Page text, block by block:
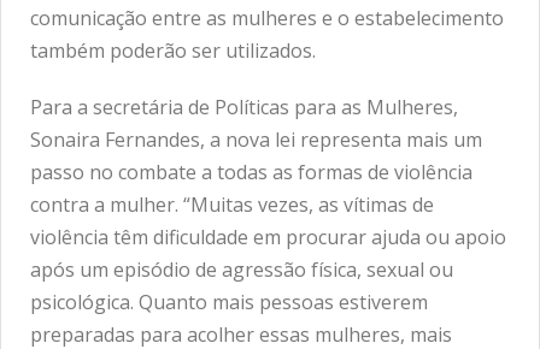
comunicação entre as mulheres e o estabelecimento
também poderão ser utilizados.
Para a secretária de Políticas para as Mulheres,
Sonaira Fernandes, a nova lei representa mais um
passo no combate a todas as formas de violência
contra a mulher. “Muitas vezes, as vítimas de
violência têm dificuldade em procurar ajuda ou apoio
após um episódio de agressão física, sexual ou
psicológica. Quanto mais pessoas estiverem
preparadas para acolher essas mulheres, mais